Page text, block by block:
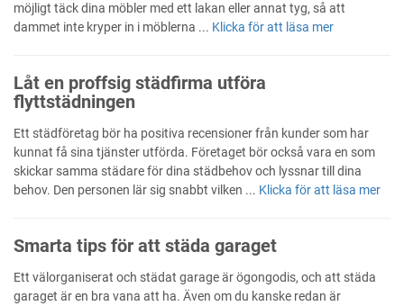
möjligt täck dina möbler med ett lakan eller annat tyg, så att
dammet inte kryper in i möblerna ... Klicka för att läsa mer
Låt en proffsig städfirma utföra
flyttstädningen
Ett städföretag bör ha positiva recensioner från kunder som har
kunnat få sina tjänster utförda. Företaget bör också vara en som
skickar samma städare för dina städbehov och lyssnar till dina
behov. Den personen lär sig snabbt vilken ... Klicka för att läsa mer
Smarta tips för att städa garaget
Ett välorganiserat och städat garage är ögongodis, och att städa
garaget är en bra vana att ha. Även om du kanske redan är